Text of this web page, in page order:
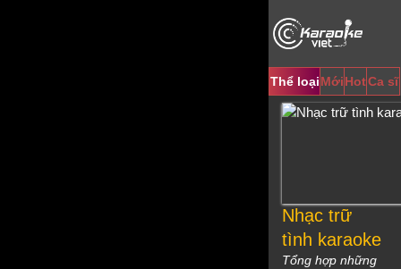
Thể loạiMớiHotCa sĩ
Nhạc trữ
tình karaoke
Tổng hợp những